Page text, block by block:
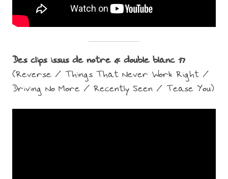
Des clips issus de notre « double blanc »
(Reverse / Things That Never Work Right /
Driving No More / Recently Seen / Tease You)